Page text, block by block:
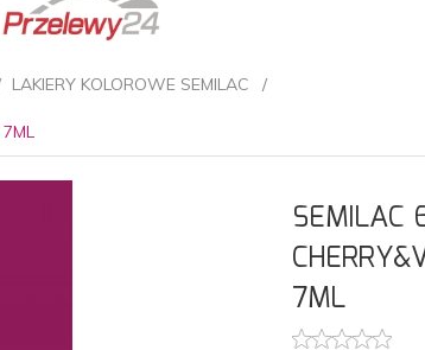
LAKIERY KOLOROWE SEMILAC
SEMILAC
7ML